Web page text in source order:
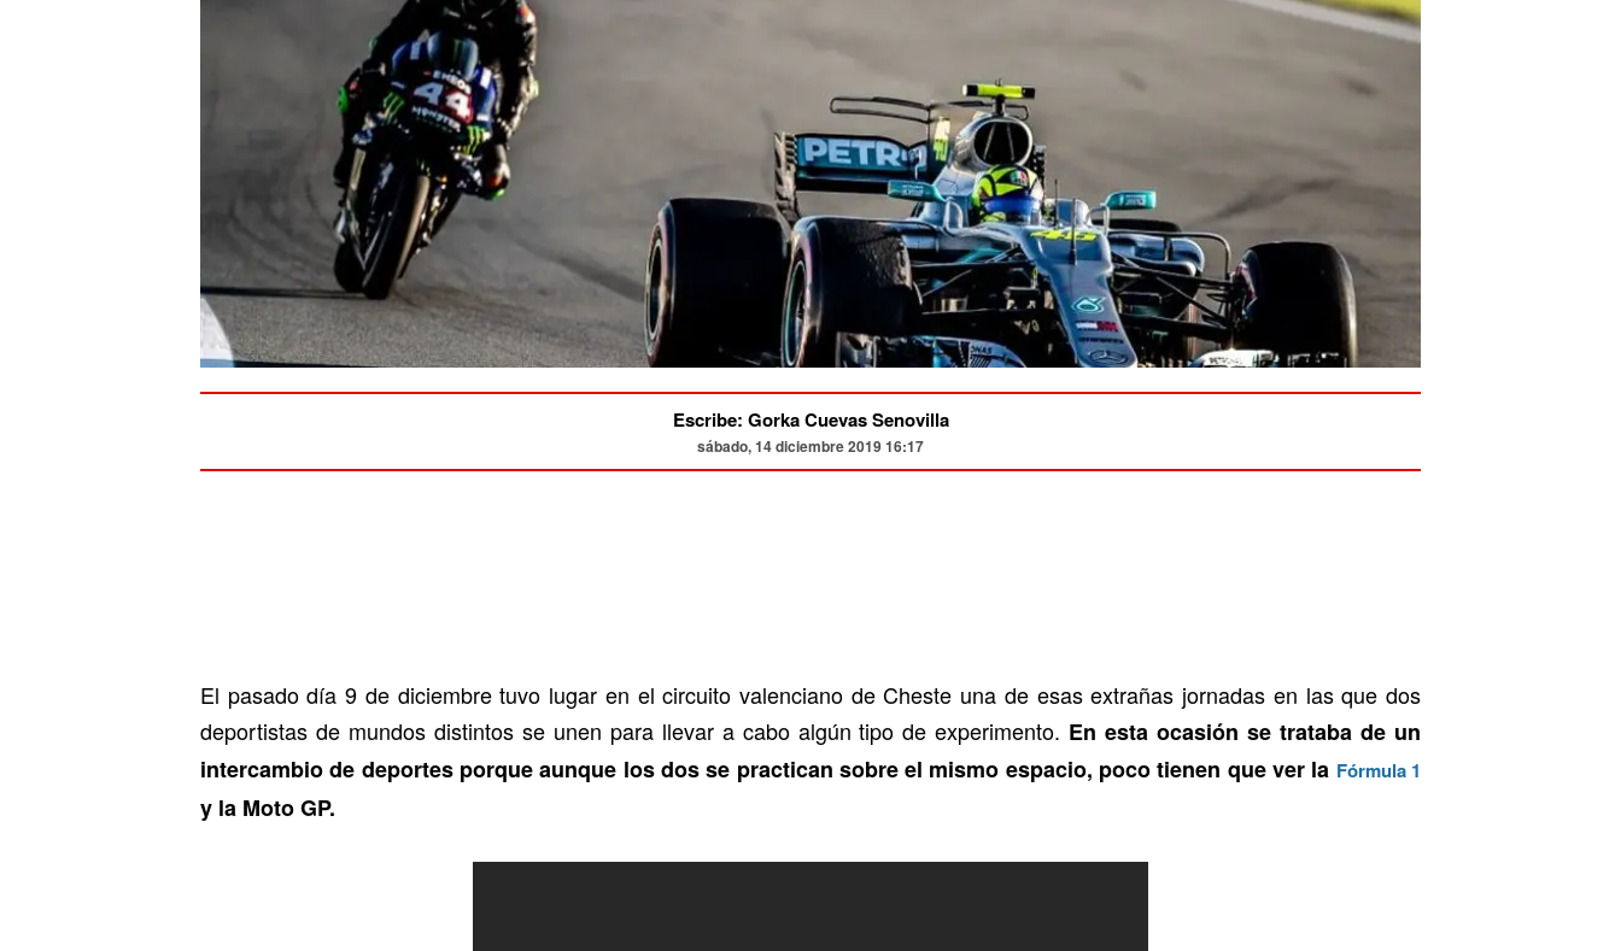
Escribe: Gorka Cuevas Senovilla
sábado, 14 diciembre 2019 16:17
El pasado día 9 de diciembre tuvo lugar en el circuito valenciano de Cheste una de esas extrañas jornadas en las que dos
deportistas de mundos distintos se unen para llevar a cabo algún tipo de experimento. En esta ocasión se trataba de un
intercambio de deportes porque aunque los dos se practican sobre el mismo espacio, poco tienen que ver la Fórmula 1
y la Moto GP.